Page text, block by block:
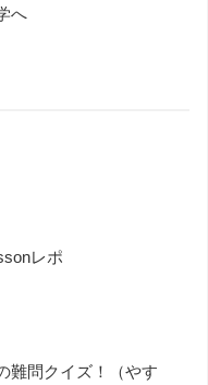
へ
レポ
難問クイズ！（やす